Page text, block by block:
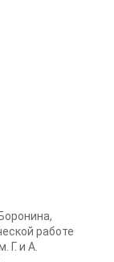
работе
Г. и А.